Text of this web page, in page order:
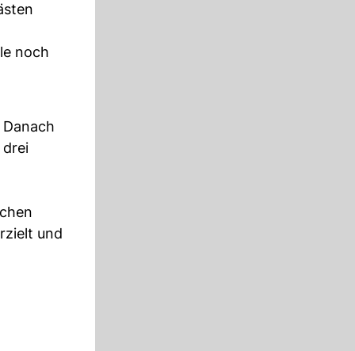
noch
drei
und